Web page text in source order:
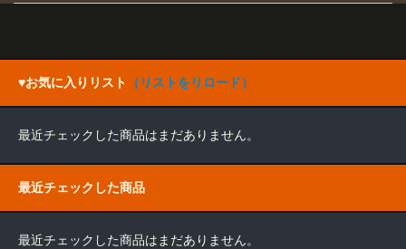
♥お気に入りリスト （リストをリロード）
最近チェックした商品はまだありません。
最近チェックした商品
最近チェックした商品はまだありません。